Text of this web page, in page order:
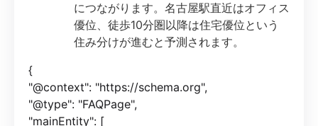
につながります。名古屋駅直近はオフィス
優位、徒歩10分圏以降は住宅優位という
住み分けが進むと予測されます。
{
"@context": "https://schema.org",
"@type": "FAQPage",
"mainEntity": [